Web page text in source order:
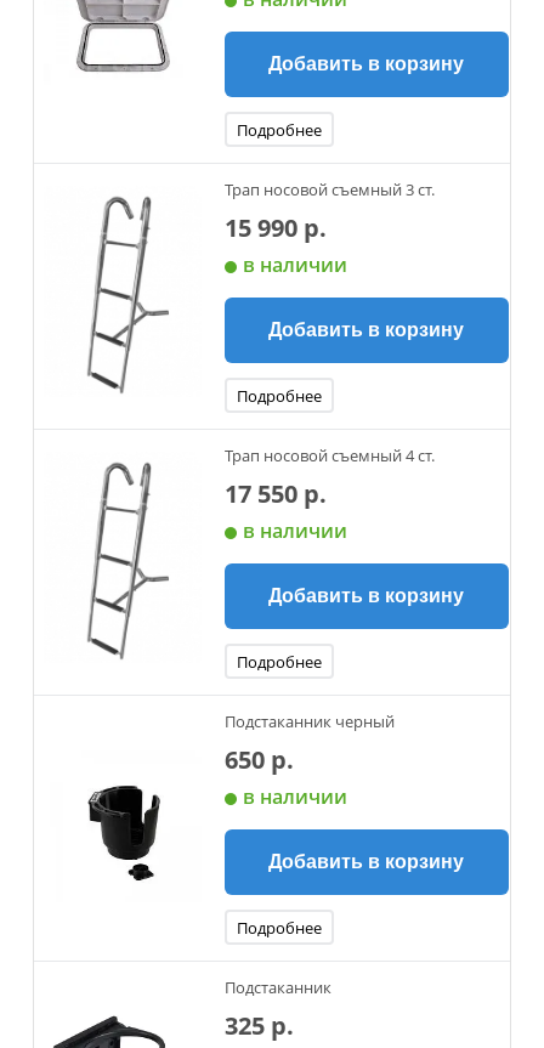
Добавить в корзину
Подробнее
Трап носовой съемный 3 ст.
15 990 р.
в наличии
Добавить в корзину
Подробнее
Трап носовой съемный 4 ст.
17 550 р.
в наличии
Добавить в корзину
Подробнее
Подстаканник черный
650 р.
в наличии
Добавить в корзину
Подробнее
Подстаканник
325 р.